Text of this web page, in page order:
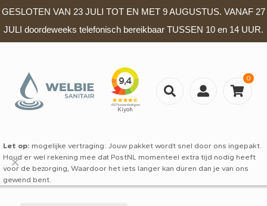
GESLOTEN VAN 23 JULI TOT EN MET 9 AUGUSTUS. VANAF 27
JULI doordeweeks telefonisch bereikbaar TUSSEN 10 en 14 UUR.
0
Let op: mogelijke vertraging: Jouw pakket wordt snel door ons ingepakt.
Houd er wel rekening mee dat PostNL momenteel extra tijd nodig heeft
voor de bezorging, Waardoor het iets langer kan duren dan je van ons
gewend bent.
✕